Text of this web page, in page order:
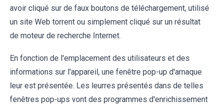
avoir cliqué sur de faux boutons de téléchargement, utilisé
un site Web torrent ou simplement cliqué sur un résultat
de moteur de recherche Internet.
En fonction de l'emplacement des utilisateurs et des
informations sur l'appareil, une fenêtre pop-up d'arnaque
leur est présentée. Les leurres présentés dans de telles
fenêtres pop-ups vont des programmes d'enrichissement